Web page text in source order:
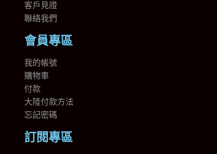
客戶見證
聯絡我們
會員專區
我的帳號
購物車
付款
大陸付款方法
忘記密碼
訂閱專區